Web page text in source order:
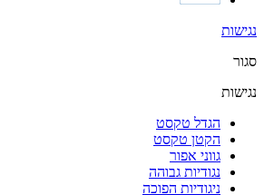
נגישות
סגור
נגישות
הגדל טקסט
הקטן טקסט
גווני אפור
נגודיות גבוהה
ניגודיות הפוכה